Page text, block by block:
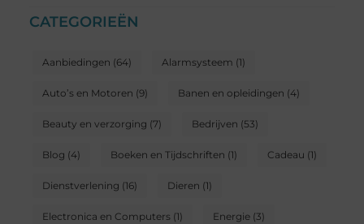
CATEGORIEËN
Aanbiedingen (64) Alarmsysteem (1)
Auto’s en Motoren (9) Banen en opleidingen (4)
Beauty en verzorging (7) Bedrijven (53)
Blog (4) Boeken en Tijdschriften (1) Cadeau (1)
Dienstverlening (16) Dieren (1)
Electronica en Computers(1) Energie(3)